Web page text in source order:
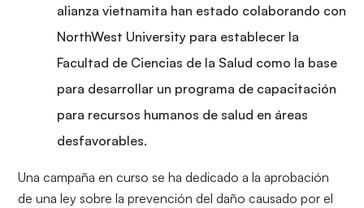
alianza vietnamita han estado colaborando con
NorthWest University para establecer la
Facultad de Ciencias de la Salud como la base
para desarrollar un programa de capacitación
para recursos humanos de salud en áreas
desfavorables.
Una campaña en curso se ha dedicado a la aprobación
de una ley sobre la prevención del daño causado por el